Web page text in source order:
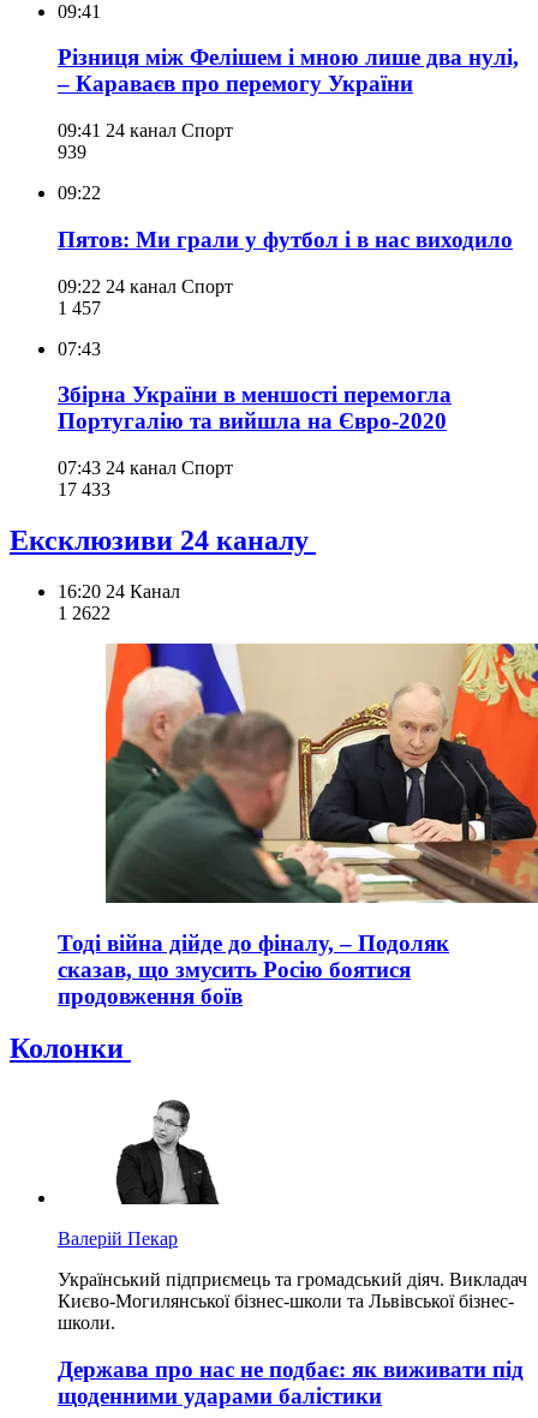
09:41
Різниця між Фелішем і мною лише два нулі,
– Караваєв про перемогу України
09:41 24 канал Спорт
939
09:22
Пятов: Ми грали у футбол і в нас виходило
09:22 24 канал Спорт
1 457
07:43
Збірна України в меншості перемогла
Португалію та вийшла на Євро-2020
07:43 24 канал Спорт
17 433
Ексклюзиви 24 каналу
16:20 24 Канал
1 2622
Тоді війна дійде до фіналу, – Подоляк
сказав, що змусить Росію боятися
продовження боїв
Колонки
Валерій Пекар
Український підприємець та громадський діяч. Викладач
Києво-Могилянської бізнес-школи та Львівської бізнес-
школи.
Держава про нас не подбає: як виживати під
щоденними ударами балістики